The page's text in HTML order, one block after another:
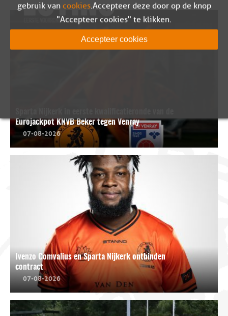
Eurojackpot KNVB Beker tegen Venray
07-08-2026
Ivenzo Comvalius en Sparta Nijkerk ontbinden
contract
07-08-2026
gebruik van cookies. Accepteer deze door op de knop
"Accepteer cookies" te klikken.
Accepteer cookies